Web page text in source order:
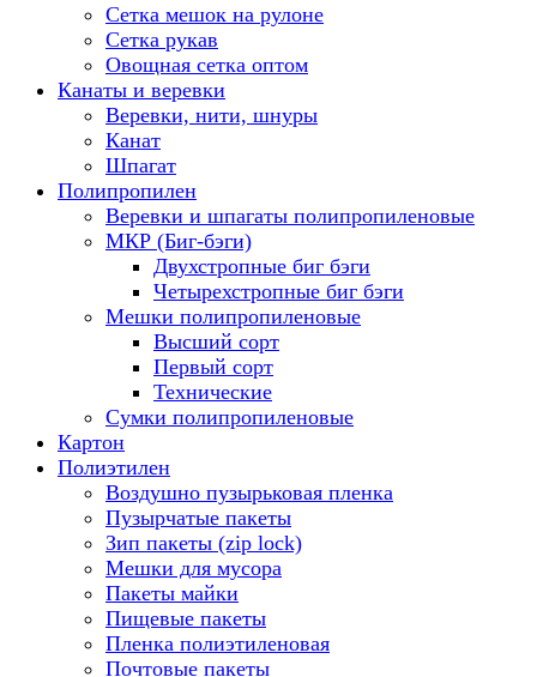
Сетка мешок на рулоне
Сетка рукав
Овощная сетка оптом
Канаты и веревки
Веревки, нити, шнуры
Канат
Шпагат
Полипропилен
Веревки и шпагаты полипропиленовые
МКР (Биг-бэги)
Двухстропные биг бэги
Четырехстропные биг бэги
Мешки полипропиленовые
Высший сорт
Первый сорт
Технические
Сумки полипропиленовые
Картон
Полиэтилен
Воздушно пузырьковая пленка
Пузырчатые пакеты
Зип пакеты (zip lock)
Мешки для мусора
Пакеты майки
Пищевые пакеты
Пленка полиэтиленовая
Почтовые пакеты